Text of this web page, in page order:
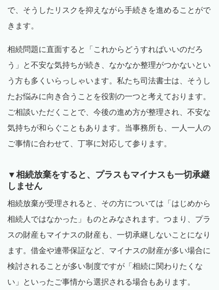
で、そうしたリスクを抑えながら手続きを進めることがで
きます。
相続問題に直面すると「これからどうすればいいのだろ
う」と不安な気持ちが続き、なかなか整理がつかないとい
う方も多くいらっしゃいます。私たち司法書士は、そうし
たお悩みに向き合うことを役割の一つと考えております。
ご相談いただくことで、今後の進め方が整理され、不安な
気持ちが和らぐこともあります。当事務所も、一人一人の
ご事情に合わせて、丁寧に対応して参ります。
▼相続放棄をすると、プラスもマイナスも一切承継
しません
相続放棄が受理されると、その方については「はじめから
相続人ではなかった」ものとみなされます。つまり、プラ
スの財産もマイナスの財産も、一切承継しないことになり
ます。借金や連帯保証など、マイナスの財産が多い場合に
検討されることが多い制度ですが「相続に関わりたくな
い」といったご事情から選択される場合もあります。